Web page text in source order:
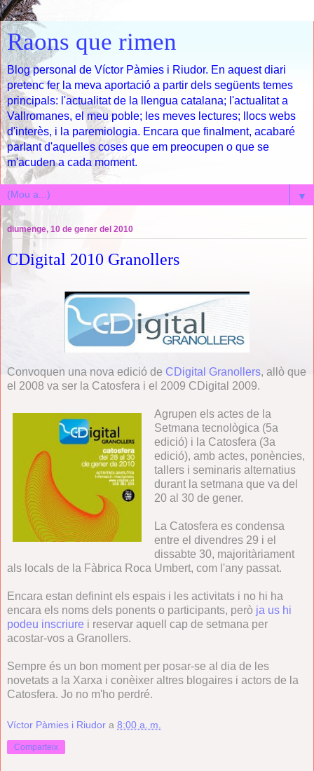
Raons que rimen
Blog personal de Víctor Pàmies i Riudor. En aquest diari
pretenc fer la meva aportació a partir dels següents temes
principals: l'actualitat de la llengua catalana; l'actualitat a
Vallromanes, el meu poble; les meves lectures; llocs webs
d'interès, i la paremiologia. Encara que finalment, acabaré
parlant d'aquelles coses que em preocupen o que se
m'acuden a cada moment.
▼
diumenge, 10 de gener del 2010
CDigital 2010 Granollers
Convoquen una nova edició de CDigital Granollers, allò que
el 2008 va ser la Catosfera i el 2009 CDigital 2009.
Agrupen els actes de la
Setmana tecnològica (5a
edició) i la Catosfera (3a
edició), amb actes, ponències,
tallers i seminaris alternatius
durant la setmana que va del
20 al 30 de gener.
La Catosfera es condensa
entre el divendres 29 i el
dissabte 30, majoritàriament
als locals de la Fàbrica Roca Umbert, com l'any passat.
Encara estan definint els espais i les activitats i no hi ha
encara els noms dels ponents o participants, però ja us hi
podeu inscriure i reservar aquell cap de setmana per
acostar-vos a Granollers.
Sempre és un bon moment per posar-se al dia de les
novetats a la Xarxa i conèixer altres blogaires i actors de la
Catosfera. Jo no m'ho perdré.
Víctor Pàmies i Riudor a 8:00 a. m.
Comparteix